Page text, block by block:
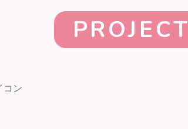
PROJECT